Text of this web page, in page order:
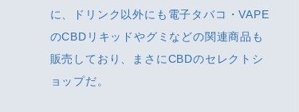
に、ドリンク以外にも電子タバコ・VAPE
のCBDリキッドやグミなどの関連商品も
販売しており、まさにCBDのセレクトシ
ョップだ。